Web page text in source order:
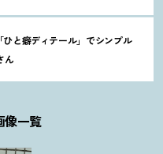
ひと癖ディテール」でシンプル
ん
像一覧